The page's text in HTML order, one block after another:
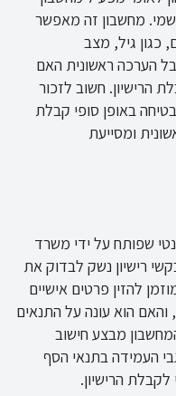
מחשבון זה מאפשר
כגון גיל, מצב
הערכה ראשונית האם
הרישיון. חשוב לזכור
באופן סופי קבלת
ומסייעת
שפותח על ידי משרד
רישיון נשק לבדוק את
להזין פרטים אישיים
והאם הוא עונה על התנאים
מבצע חישוב
העמידה בתנאי הסף
הרישיון.